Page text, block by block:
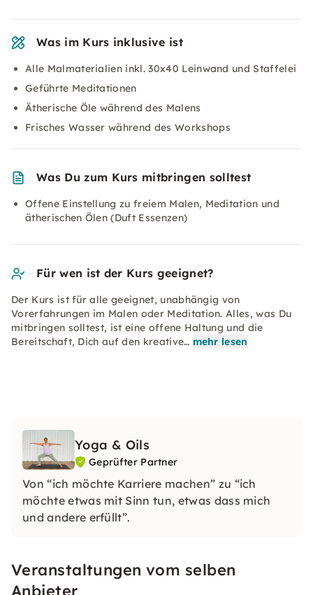
Was im Kurs inklusive ist
Alle Malmaterialien inkl. 30x40 Leinwand und Staffelei
Geführte Meditationen
Ätherische Öle während des Malens
Frisches Wasser während des Workshops
Was Du zum Kurs mitbringen solltest
Offene Einstellung zu freiem Malen, Meditation und
ätherischen Ölen (Duft Essenzen)
Für wen ist der Kurs geeignet?
Der Kurs ist für alle geeignet, unabhängig von
Vorerfahrungen im Malen oder Meditation. Alles, was Du
mitbringen solltest, ist eine offene Haltung und die
Bereitschaft, Dich auf den kreative… mehr lesen
Yoga & Oils
Geprüfter Partner
Von “ich möchte Karriere machen” zu “ich
möchte etwas mit Sinn tun, etwas dass mich
und andere erfüllt”.
Veranstaltungen vom selben
Anbieter